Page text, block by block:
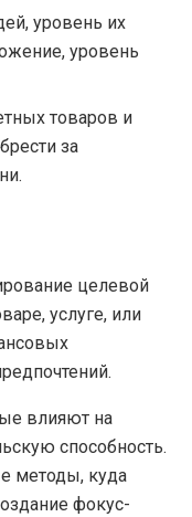
уровень их
уровень
товаров и
за
целевой
услуге, или
влияют на
способность.
методы, куда
фокус-